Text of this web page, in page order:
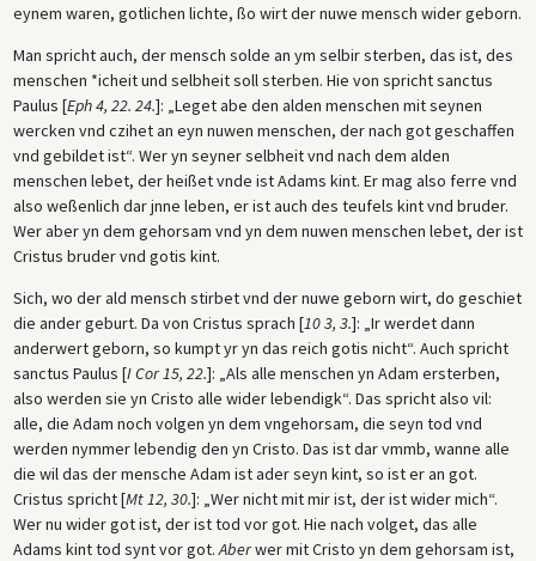
eynem waren, gotlichen lichte, ßo wirt der nuwe mensch wider geborn.
Man spricht auch, der mensch solde an ym selbir sterben, das ist, des
menschen *icheit und selbheit soll sterben. Hie von spricht sanctus
Paulus [Eph 4, 22. 24.]: „Leget abe den alden menschen mit seynen
wercken vnd czihet an eyn nuwen menschen, der nach got geschaffen
vnd gebildet ist“. Wer yn seyner selbheit vnd nach dem alden
menschen lebet, der heißet vnde ist Adams kint. Er mag also ferre vnd
also weßenlich dar jnne leben, er ist auch des teufels kint vnd bruder.
Wer aber yn dem gehorsam vnd yn dem nuwen menschen lebet, der ist
Cristus bruder vnd gotis kint.
Sich, wo der ald mensch stirbet vnd der nuwe geborn wirt, do geschiet
die ander geburt. Da von Cristus sprach [10 3, 3.]: „Ir werdet dann
anderwert geborn, so kumpt yr yn das reich gotis nicht“. Auch spricht
sanctus Paulus [I Cor 15, 22.]: „Als alle menschen yn Adam ersterben,
also werden sie yn Cristo alle wider lebendigk“. Das spricht also vil:
alle, die Adam noch volgen yn dem vngehorsam, die seyn tod vnd
werden nymmer lebendig den yn Cristo. Das ist dar vmmb, wanne alle
die wil das der mensche Adam ist ader seyn kint, so ist er an got.
Cristus spricht [Mt 12, 30.]: „Wer nicht mit mir ist, der ist wider mich“.
Wer nu wider got ist, der ist tod vor got. Hie nach volget, das alle
Adams kint tod synt vor got.Aberwer mit Cristo yn dem gehorsam ist,